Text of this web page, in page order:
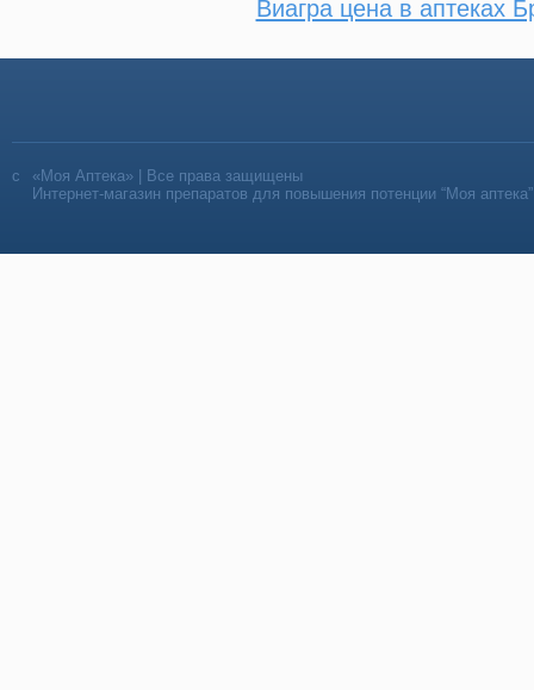
Виагра цена в аптеках
«Моя Аптека» | Все права защищены
Интернет-магазин препаратов для повышения потенции “Моя